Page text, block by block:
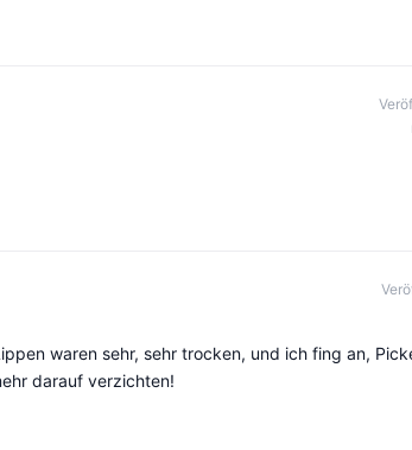
waren sehr, sehr trocken, und ich fing an,
darauf verzichten!